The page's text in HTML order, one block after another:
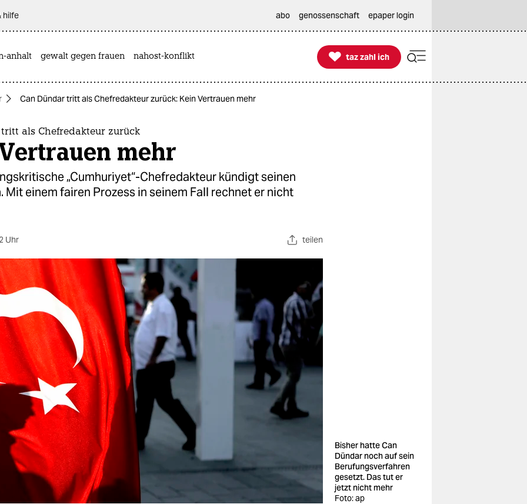
hilfe abo genossenschaft epaper login
anhalt gewalt gegen frauen nahost-konflikt 
taz zahl ich
taz zahl ich
Can Dündar tritt als Chefredakteur zurück: Kein Vertrauen mehr
als Chefredakteur zurück
mehr
„Cumhuriyet“-Chefredakteur kündigt seinen
Mit einem fairen Prozess in seinem Fall rechnet er nicht
Uhr teilen
Bisher hatte Can
Dündar noch auf sein
Berufungsverfahren
gesetzt. Das tut er
jetzt nicht mehr
Foto: ap